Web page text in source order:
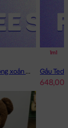
Gấu Bông Teddy lông xoắn áo len cafe sữa 2m - Hàng Nhập
1m1